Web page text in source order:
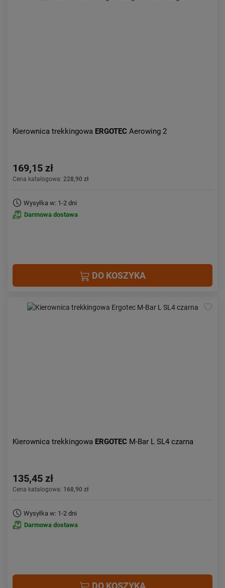
Kierownica trekkingowa ERGOTEC Aerowing 2
169,15 zł
Cena katalogowa: 228,90 zł
Wysyłka w: 1-2 dni
Darmowa dostawa
DO KOSZYKA
Kierownica trekkingowa ERGOTEC M-Bar L SL4 czarna
135,45 zł
Cena katalogowa: 168,90 zł
Wysyłka w: 1-2 dni
Darmowa dostawa
DO KOSZYKA